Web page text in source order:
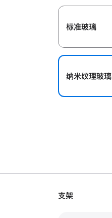
标准玻璃
纳米纹理玻璃
支架